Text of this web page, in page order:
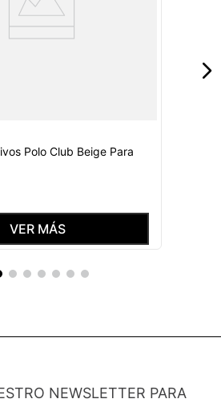
Polo Club Beige Para
VER MÁS
NEWSLETTER PARA